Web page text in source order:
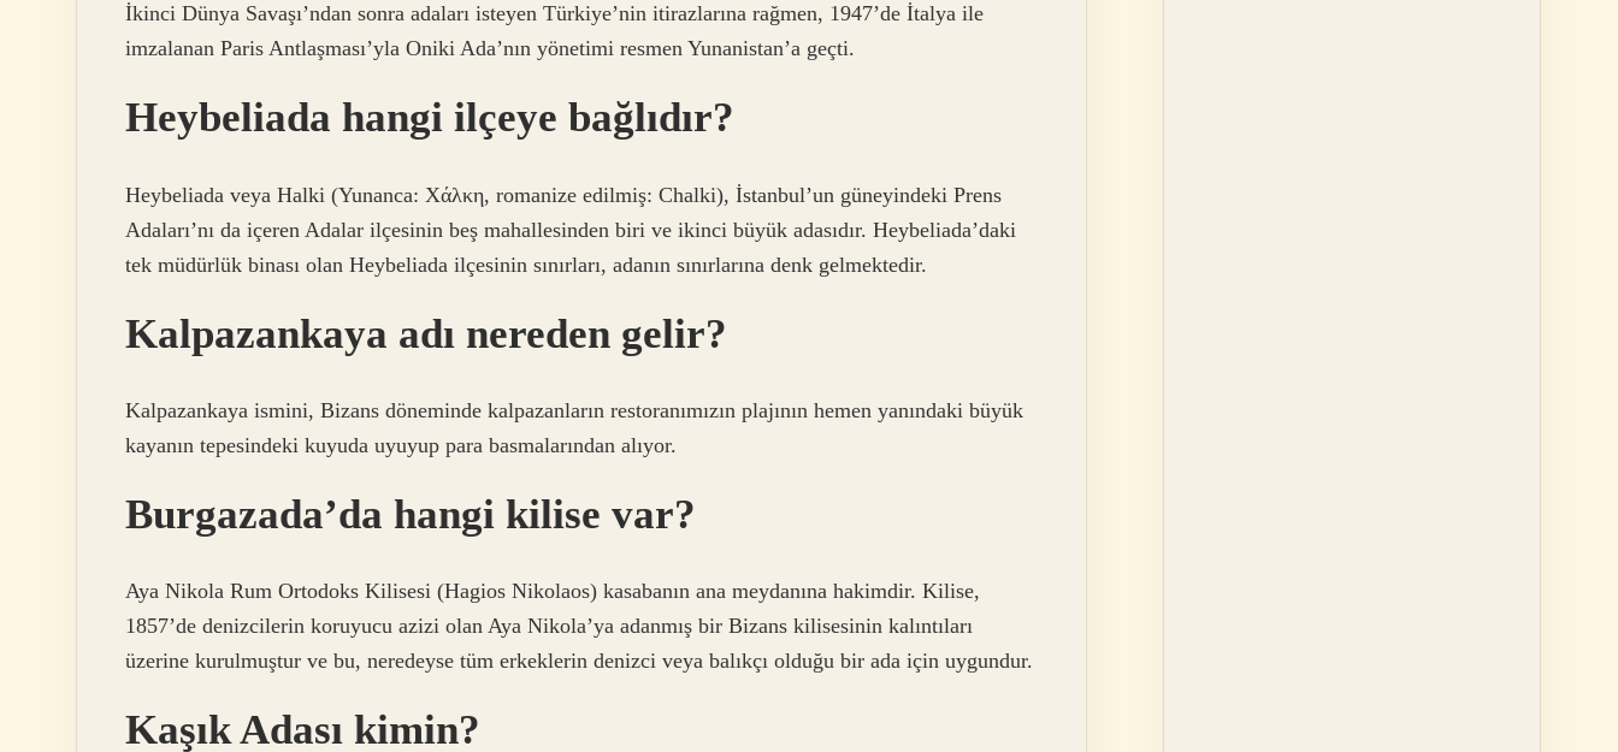
İkinci Dünya Savaşı’ndan sonra adaları isteyen Türkiye’nin itirazlarına rağmen, 1947’de İtalya ile
imzalanan Paris Antlaşması’yla Oniki Ada’nın yönetimi resmen Yunanistan’a geçti.
Heybeliada hangi ilçeye bağlıdır?
Heybeliada veya Halki (Yunanca: Χάλκη, romanize edilmiş: Chalki), İstanbul’un güneyindeki Prens
Adaları’nı da içeren Adalar ilçesinin beş mahallesinden biri ve ikinci büyük adasıdır. Heybeliada’daki
tek müdürlük binası olan Heybeliada ilçesinin sınırları, adanın sınırlarına denk gelmektedir.
Kalpazankaya adı nereden gelir?
Kalpazankaya ismini, Bizans döneminde kalpazanların restoranımızın plajının hemen yanındaki büyük
kayanın tepesindeki kuyuda uyuyup para basmalarından alıyor.
Burgazada’da hangi kilise var?
Aya Nikola Rum Ortodoks Kilisesi (Hagios Nikolaos) kasabanın ana meydanına hakimdir. Kilise,
1857’de denizcilerin koruyucu azizi olan Aya Nikola’ya adanmış bir Bizans kilisesinin kalıntıları
üzerine kurulmuştur ve bu, neredeyse tüm erkeklerin denizci veya balıkçı olduğu bir ada için uygundur.
Kaşık Adası kimin?